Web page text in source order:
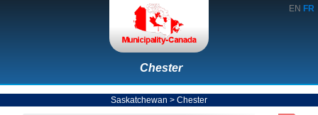
EN FR
Chester
Saskatchewan > Chester